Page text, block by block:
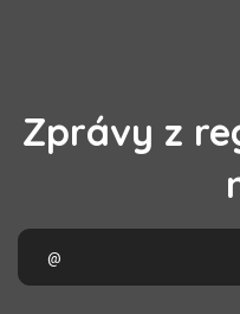
Zprávy z